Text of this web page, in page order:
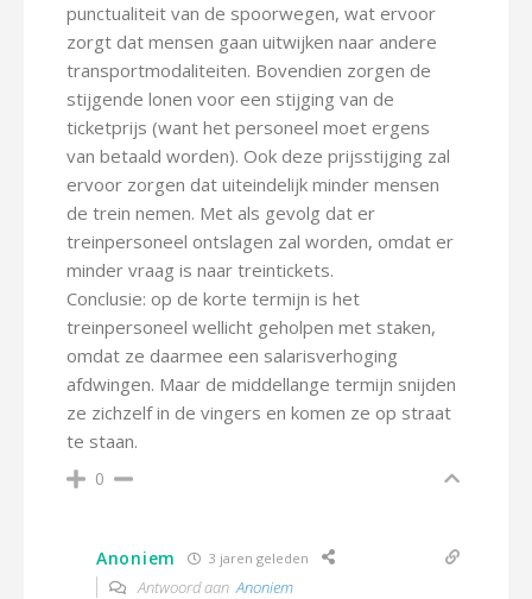
punctualiteit van de spoorwegen, wat ervoor
zorgt dat mensen gaan uitwijken naar andere
transportmodaliteiten. Bovendien zorgen de
stijgende lonen voor een stijging van de
ticketprijs (want het personeel moet ergens
van betaald worden). Ook deze prijsstijging zal
ervoor zorgen dat uiteindelijk minder mensen
de trein nemen. Met als gevolg dat er
treinpersoneel ontslagen zal worden, omdat er
minder vraag is naar treintickets.
Conclusie: op de korte termijn is het
treinpersoneel wellicht geholpen met staken,
omdat ze daarmee een salarisverhoging
afdwingen. Maar de middellange termijn snijden
ze zichzelf in de vingers en komen ze op straat
te staan.
0
Anoniem 3 jaren geleden
Antwoord aanAnoniem